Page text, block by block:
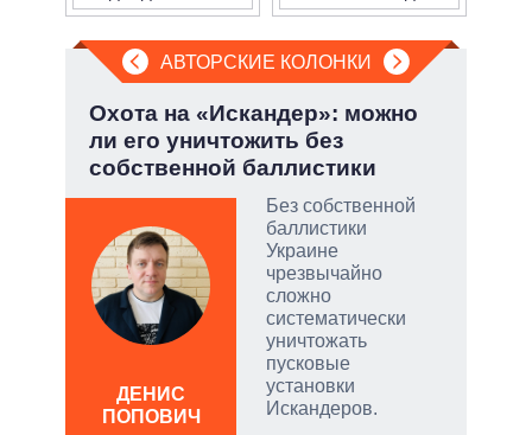
АВТОРСКИЕ КОЛОНКИ
Охота на «Искандер»: можно
ли его уничтожить без
собственной баллистики
Без собственной
баллистики
Украине
чрезвычайно
сложно
систематически
уничтожать
пусковые
установки
Искандеров.
ДЕНИС
ПОПОВИЧ